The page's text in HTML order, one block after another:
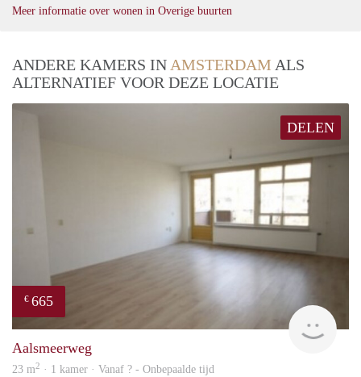
Meer informatie over wonen in Overige buurten
ANDERE KAMERS IN AMSTERDAM ALS
ALTERNATIEF VOOR DEZE LOCATIE
DELEN
€ 665
Aalsmeerweg
23 m2 · 1 kamer · Vanaf ? - Onbepaalde tijd